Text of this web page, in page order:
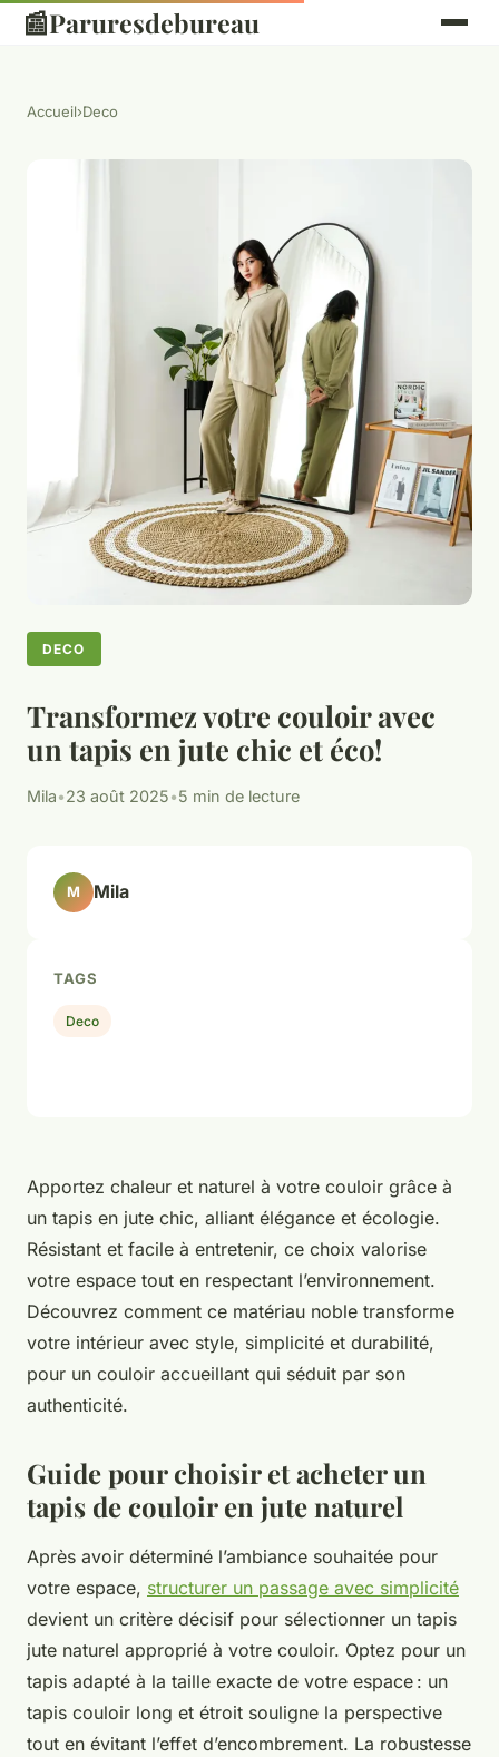
📰Paruresdebureau
Accueil›Deco
DECO
Transformez votre couloir avec
un tapis en jute chic et éco!
Mila•23 août 2025•5 min de lecture
Apportez chaleur et naturel à votre couloir grâce à
un tapis en jute chic, alliant élégance et écologie.
Résistant et facile à entretenir, ce choix valorise
votre espace tout en respectant l’environnement.
Découvrez comment ce matériau noble transforme
votre intérieur avec style, simplicité et durabilité,
pour un couloir accueillant qui séduit par son
authenticité.
Guide pour choisir et acheter un
tapis de couloir en jute naturel
Après avoir déterminé l’ambiance souhaitée pour
votre espace, structurer un passage avec simplicité
devient un critère décisif pour sélectionner un tapis
jute naturel approprié à votre couloir. Optez pour un
tapis adapté à la taille exacte de votre espace : un
tapis couloir long et étroit souligne la perspective
tout en évitant l’effet d’encombrement. La robustesse
M Mila
TAGS
Deco